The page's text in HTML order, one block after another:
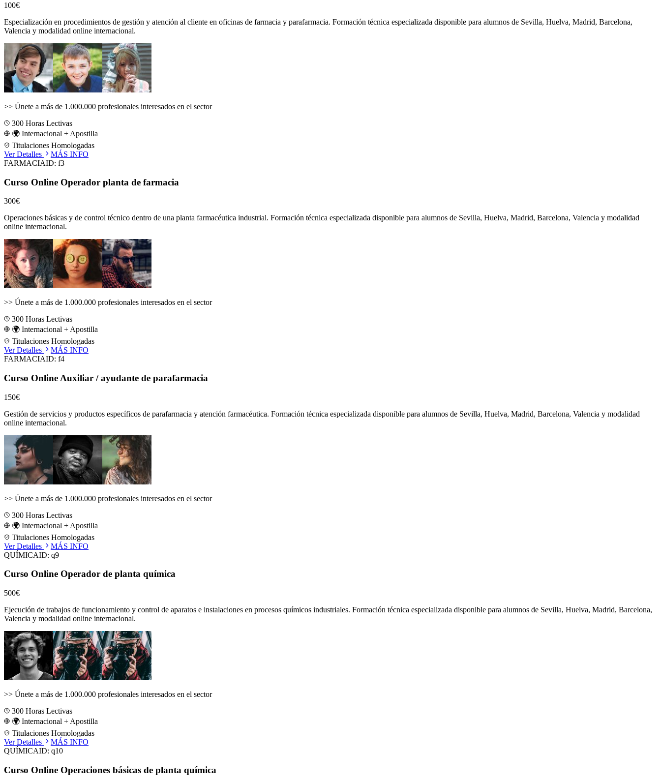
100€
Especialización en procedimientos de gestión y atención al cliente en oficinas de farmacia y parafarmacia. Formación técnica especializada disponible para alumnos de Sevilla, Huelva, Madrid, Barcelona,
Valencia y modalidad online internacional.
>> Únete a más de 1.000.000 profesionales interesados en el sector
300 Horas Lectivas
🌍 Internacional + Apostilla
Titulaciones Homologadas
Ver Detalles
MÁS INFO
FARMACIAID: f3
Curso Online Operador planta de farmacia
300€
Operaciones básicas y de control técnico dentro de una planta farmacéutica industrial. Formación técnica especializada disponible para alumnos de Sevilla, Huelva, Madrid, Barcelona, Valencia y modalidad
online internacional.
>> Únete a más de 1.000.000 profesionales interesados en el sector
300 Horas Lectivas
🌍 Internacional + Apostilla
Titulaciones Homologadas
Ver Detalles
MÁS INFO
FARMACIAID: f4
Curso Online Auxiliar / ayudante de parafarmacia
150€
Gestión de servicios y productos específicos de parafarmacia y atención farmacéutica. Formación técnica especializada disponible para alumnos de Sevilla, Huelva, Madrid, Barcelona, Valencia y modalidad
online internacional.
>> Únete a más de 1.000.000 profesionales interesados en el sector
300 Horas Lectivas
🌍 Internacional + Apostilla
Titulaciones Homologadas
Ver Detalles
MÁS INFO
QUÍMICAID: q9
Curso Online Operador de planta química
500€
Ejecución de trabajos de funcionamiento y control de aparatos e instalaciones en procesos químicos industriales. Formación técnica especializada disponible para alumnos de Sevilla, Huelva, Madrid, Barcelona,
Valencia y modalidad online internacional.
>> Únete a más de 1.000.000 profesionales interesados en el sector
300 Horas Lectivas
🌍 Internacional + Apostilla
Titulaciones Homologadas
Ver Detalles
MÁS INFO
QUÍMICAID: q10
Curso Online Operaciones básicas de planta química